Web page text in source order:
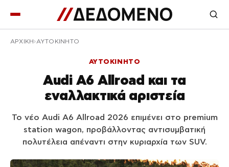
ΑΡΧΙΚΉ ΑΥΤΟΚΙΝΗΤΟ
ΑΥΤΟΚΙΝΗΤΟ
Audi A6 Allroad και τα
εναλλακτικά αριστεία
Το νέο Audi A6 Allroad 2026 επιμένει στο premium
station wagon, προβάλλοντας αντισυμβατική
πολυτέλεια απέναντι στην κυριαρχία των SUV.